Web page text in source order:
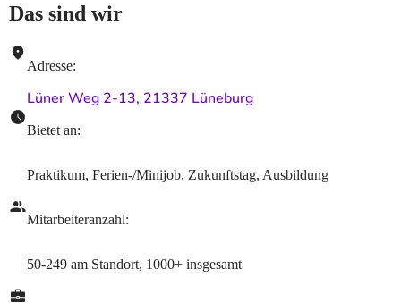
Das sind wir
Adresse:
Lüner Weg 2-13, 21337 Lüneburg
Bietet an:
Praktikum, Ferien-/Minijob, Zukunftstag, Ausbildung
Mitarbeiteranzahl:
50-249 am Standort, 1000+ insgesamt